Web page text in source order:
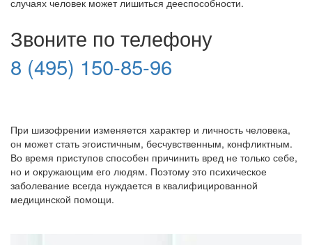
случаях человек может лишиться дееспособности.
Звоните по телефону
8 (495) 150-85-96
При шизофрении изменяется характер и личность человека,
он может стать эгоистичным, бесчувственным, конфликтным.
Во время приступов способен причинить вред не только себе,
но и окружающим его людям. Поэтому это психическое
заболевание всегда нуждается в квалифицированной
медицинской помощи.